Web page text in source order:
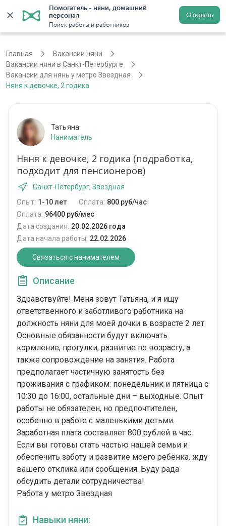
Помогатель - няни, домашний
персонал
Поиск работы и работников
Открыть
Санкт-Петербург Регистрация
Главная
Вакансии няни
Вакансии няни в Санкт-Петербурге
Вакансии для нянь у метро Звездная
Няня к девочке, 2 годика
Татьяна
Наниматель
Няня к девочке, 2 годика (подработка,
подходит для пенсионеров)
Санкт-Петербург, Звездная
Опыт: 1-10 лет Оплата: 800 руб/час
Оплата: 96400 руб/мес
Дата создания: 20.02.2026 года
Дата начала работы: 22.02.2026
Связаться с нанимателем
Описание
Здравствуйте! Меня зовут Татьяна, и я ищу
ответственного и заботливого работника на
должность няни для моей дочки в возрасте 2 лет.
Основные обязанности будут включать
кормление, прогулки, развитие по возрасту, а
также сопровождение на занятия. Работа
предполагает частичную занятость без
проживания с графиком: понедельник и пятница с
10:30 до 16:00, остальные дни – выходные. Опыт
работы не обязателен, но предпочтителен,
особенно в работе с маленькими детьми.
Заработная плата составляет 800 рублей в час.
Если вы готовы стать частью нашей семьи и
обеспечить заботу и развитие моего ребёнка, жду
вашего отклика или сообщения. Буду рада
обсудить детали сотрудничества!
Работа у метро Звездная
Навыки няни: